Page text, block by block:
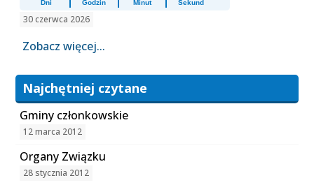
Dni Godzin Minut Sekund
30 czerwca 2026
Zobacz więcej...
Najchętniej czytane
Gminy członkowskie
12 marca 2012
Organy Związku
28 stycznia 2012